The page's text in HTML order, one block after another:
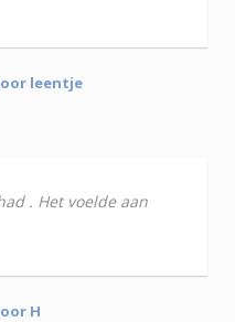
leentje
. Het voelde aan
H